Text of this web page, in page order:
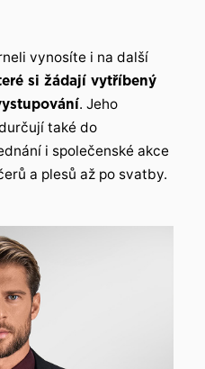
vynosíte i na další
si žádají vytříbený
. Jeho
také do
i společenské akce
a plesů až po svatby.